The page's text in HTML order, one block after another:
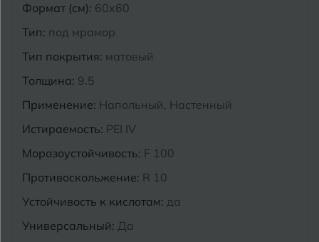
Формат (см): 60x60
Тип: под мрамор
Тип покрытия: матовый
Толщина: 9.5
Применение: Напольный, Настенный
Истираемость: PEI IV
Морозоустойчивость: F 100
Противоскольжение: R 10
Устойчивость к кислотам: да
Универсальный: Да